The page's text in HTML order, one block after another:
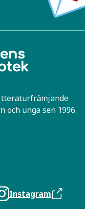
och unga sen 1996.
Instagram